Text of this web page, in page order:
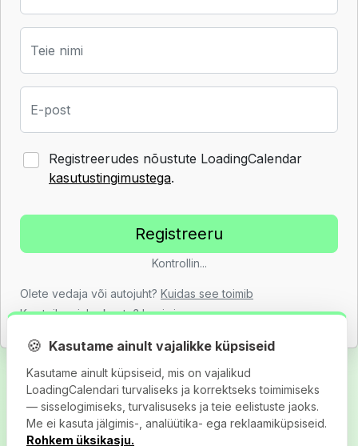
Teie nimi
E-post
Registreerudes nõustute LoadingCalendar
kasutustingimustega.
Kontrollin...
Olete vedaja või autojuht? Kuidas see toimib
Kas teil on juba konto?Logi sisse
🍪 Kasutame ainult vajalikke küpsiseid
Kasutame ainult küpsiseid, mis on vajalikud
LoadingCalendari turvaliseks ja korrektseks toimimiseks
— sisselogimiseks, turvalisuseks ja teie eelistuste jaoks.
Me ei kasuta jälgimis-, analüütika- ega reklaamiküpsiseid.
Rohkem üksikasju.